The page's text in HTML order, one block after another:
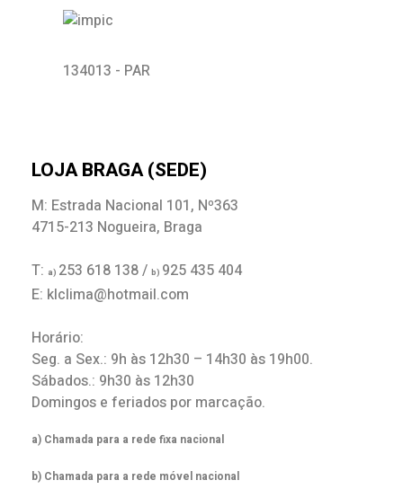
134013 - PAR
LOJA BRAGA (SEDE)
M: Estrada Nacional 101, Nº363
4715-213 Nogueira, Braga
T: a) 253 618 138 / b) 925 435 404
E: klclima@hotmail.com
Horário:
Seg. a Sex.: 9h às 12h30 – 14h30 às 19h00.
Sábados.: 9h30 às 12h30
Domingos e feriados por marcação.
a) Chamada para a rede fixa nacional
b) Chamada para a rede móvel nacional